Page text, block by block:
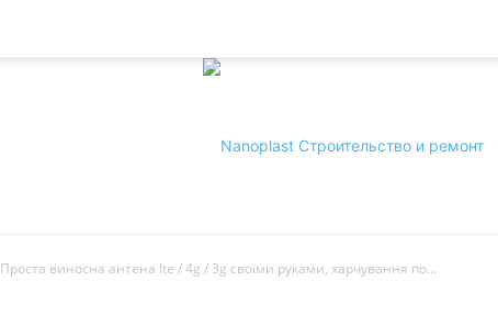
Проста виносна антена lte / 4g / 3g своїми руками, харчування по...